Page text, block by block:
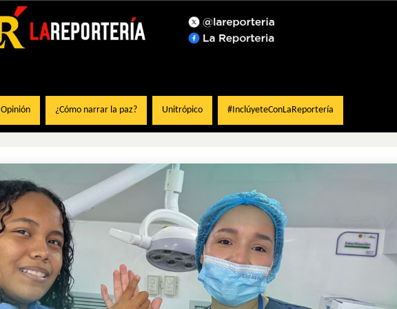
Opinión ¿Cómo narrar la paz? Unitrópico #InclúyeteConLaReportería